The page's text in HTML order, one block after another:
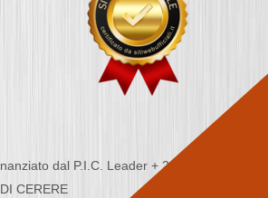
dal P.I.C. Leader + 2000/2006 -
CERERE